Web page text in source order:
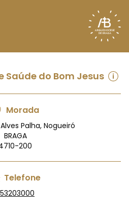
Saúde do Bom Jesus
Morada
Palha, Nogueiró
BRAGA
200
Telefone